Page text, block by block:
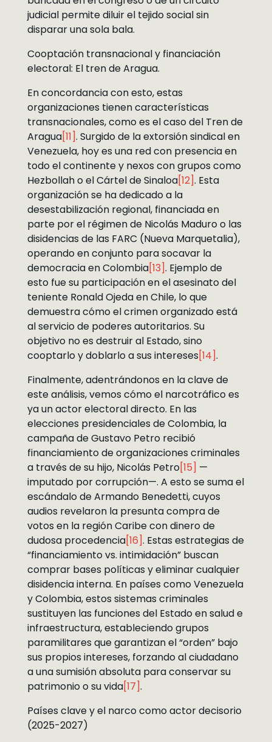
judicial permite diluir el tejido social sin
disparar una sola bala.
Cooptación transnacional y financiación
electoral: El tren de Aragua.
En concordancia con esto, estas
organizaciones tienen características
transnacionales, como es el caso del Tren de
Aragua[11]. Surgido de la extorsión sindical en
Venezuela, hoy es una red con presencia en
todo el continente y nexos con grupos como
Hezbollah o el Cártel de Sinaloa[12]. Esta
organización se ha dedicado a la
desestabilización regional, financiada en
parte por el régimen de Nicolás Maduro o las
disidencias de las FARC (Nueva Marquetalia),
operando en conjunto para socavar la
democracia en Colombia[13]. Ejemplo de
esto fue su participación en el asesinato del
teniente Ronald Ojeda en Chile, lo que
demuestra cómo el crimen organizado está
al servicio de poderes autoritarios. Su
objetivo no es destruir al Estado, sino
cooptarlo y doblarlo a sus intereses[14].
Finalmente, adentrándonos en la clave de
este análisis, vemos cómo el narcotráfico es
ya un actor electoral directo. En las
elecciones presidenciales de Colombia, la
campaña de Gustavo Petro recibió
financiamiento de organizaciones criminales
a través de su hijo, Nicolás Petro[15] —
imputado por corrupción—. A esto se suma el
escándalo de Armando Benedetti, cuyos
audios revelaron la presunta compra de
votos en la región Caribe con dinero de
dudosa procedencia[16]. Estas estrategias de
“financiamiento vs. intimidación” buscan
comprar bases políticas y eliminar cualquier
disidencia interna. En países como Venezuela
y Colombia, estos sistemas criminales
sustituyen las funciones del Estado en salud e
infraestructura, estableciendo grupos
paramilitares que garantizan el “orden” bajo
sus propios intereses, forzando al ciudadano
a una sumisión absoluta para conservar su
patrimonio o su vida[17].
Países clave y el narco como actor decisorio
(2025-2027)